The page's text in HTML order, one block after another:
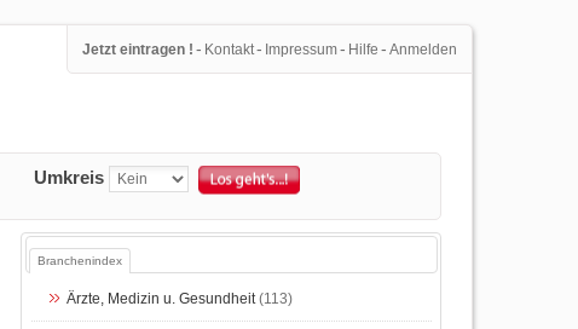
Jetzt eintragen ! - Kontakt- Impressum- Hilfe - Anmelden
Umkreis
Branchenindex
Ärzte, Medizin u. Gesundheit(113)